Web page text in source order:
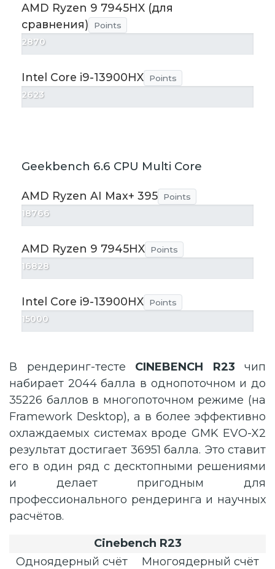
AMD Ryzen 9 7945HX (для
сравнения)
Points
2870
Intel Core i9-13900HX Points
2623
Geekbench 6.6 CPU Multi Core
AMD Ryzen AI Max+ 395 Points
18766
AMD Ryzen 9 7945HX Points
16828
Intel Core i9-13900HX Points
15000
В рендеринг-тесте CINEBENCH R23 чип
набирает 2044 балла в однопоточном и до
35226 баллов в многопоточном режиме (на
Framework Desktop), а в более эффективно
охлаждаемых системах вроде GMK EVO-X2
результат достигает 36951 балла. Это ставит
его в один ряд с десктопными решениями
и делает пригодным для
профессионального рендеринга и научных
расчётов.
Cinebench R23
Одноядерный счёт
Многоядерный счёт